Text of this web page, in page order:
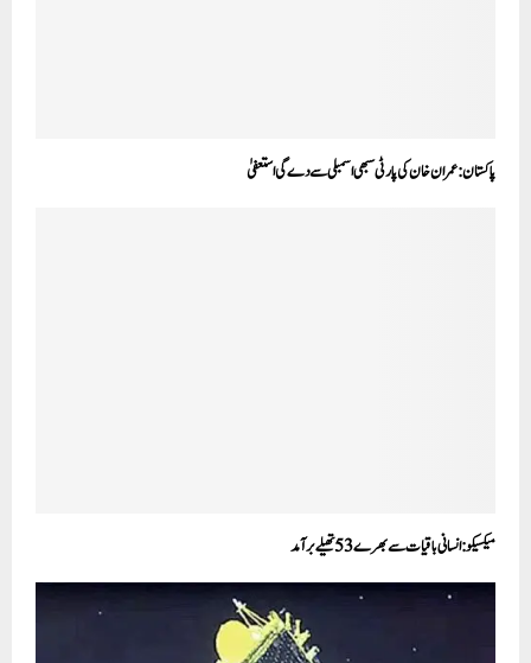
پاکستان:عمران خان کی پارٹی سبھی اسمبلی سے دے گی استعفیٰ
میکسیکو: انسانی باقیات سے بھرے 53 تھیلے برآمد